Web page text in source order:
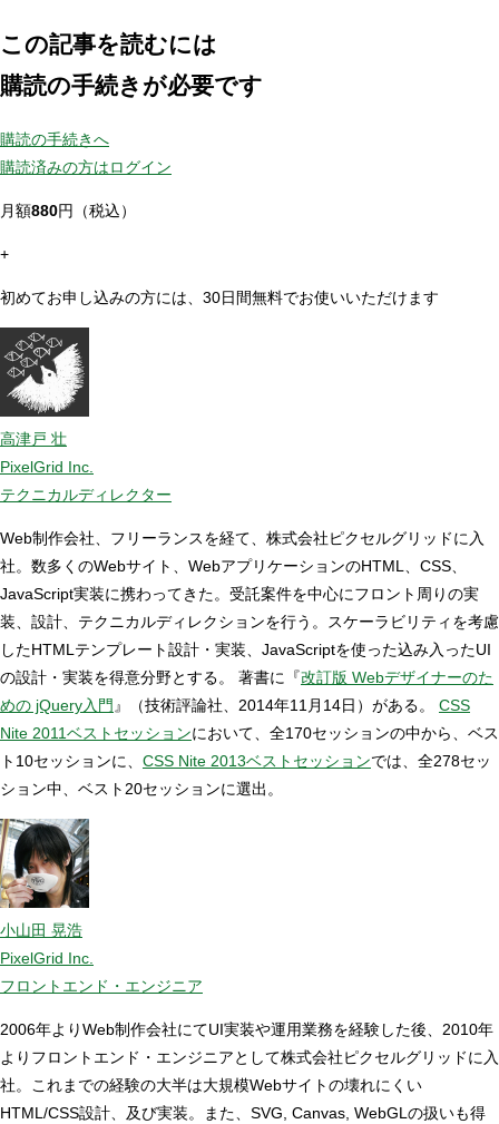
この記事を読むには
購読の手続きが必要です
購読の手続きへ
購読済みの方はログイン
月額880円（税込）
+
初めてお申し込みの方には、30日間無料でお使いいただけます
高津戸 壮
PixelGrid Inc.
テクニカルディレクター
Web制作会社、フリーランスを経て、株式会社ピクセルグリッドに入
社。数多くのWebサイト、WebアプリケーションのHTML、CSS、
JavaScript実装に携わってきた。受託案件を中心にフロント周りの実
装、設計、テクニカルディレクションを行う。スケーラビリティを考慮
したHTMLテンプレート設計・実装、JavaScriptを使った込み入ったUI
の設計・実装を得意分野とする。 著書に『改訂版 Webデザイナーのた
めの jQuery入門 』（技術評論社、2014年11月14日）がある。 CSS
Nite 2011ベストセッションにおいて、全170セッションの中から、ベス
ト10セッションに、 CSS Nite 2013ベストセッションでは、全278セッ
ション中、ベスト20セッションに選出。
小山田 晃浩
PixelGrid Inc.
フロントエンド・エンジニア
2006年よりWeb制作会社にてUI実装や運用業務を経験した後、2010年
よりフロントエンド・エンジニアとして株式会社ピクセルグリッドに入
社。これまでの経験の大半は大規模Webサイトの壊れにくい
HTML/CSS設計、及び実装。また、SVG, Canvas, WebGLの扱いも得